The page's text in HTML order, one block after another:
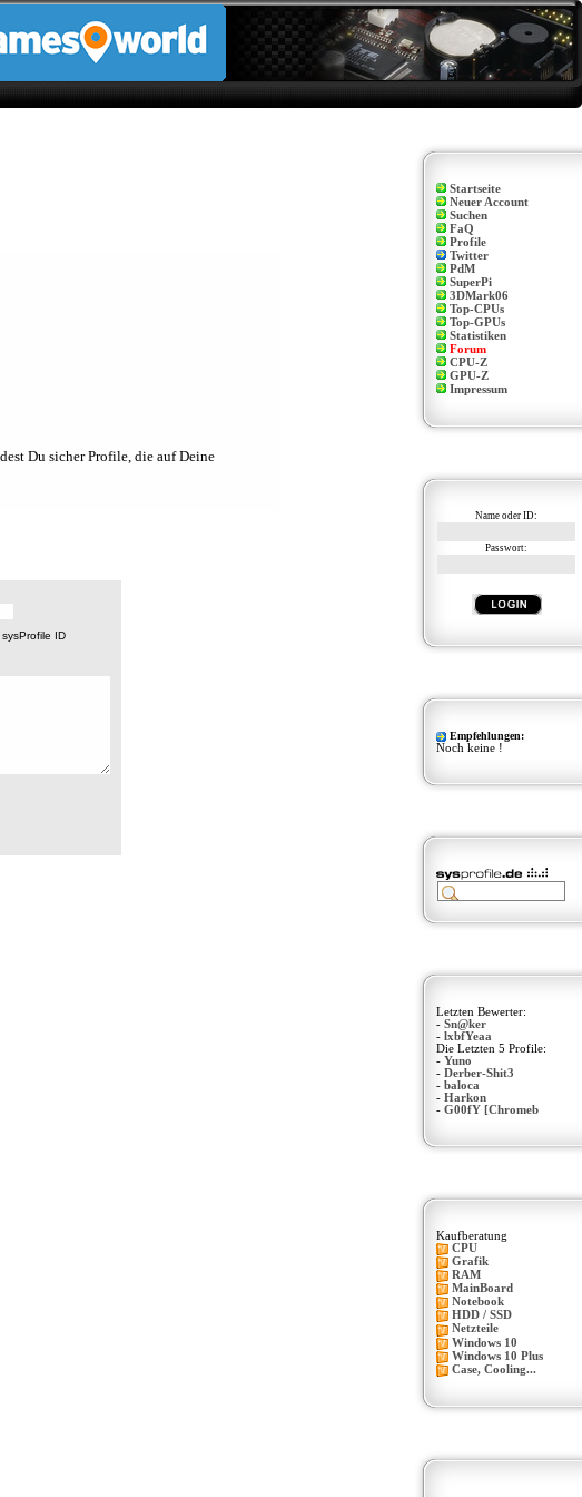
Du sicher Profile, die auf Deine
sysProfile ID
Startseite
Neuer Account
Suchen
FaQ
Profile
Twitter
PdM
SuperPi
3DMark06
Top-CPUs
Top-GPUs
Statistiken
Forum
CPU-Z
GPU-Z
Impressum
Name oder ID:
Passwort:
Empfehlungen:
Noch keine !
Letzten Bewerter:
- Sn@ker
- lxbfYeaa
Die Letzten 5 Profile:
- Yuno
- Derber-Shit3
- baloca
- Harkon
- G00fY [Chromeb
Kaufberatung
CPU
Grafik
RAM
MainBoard
Notebook
HDD / SSD
Netzteile
Windows 10
Windows 10 Plus
Case, Cooling...